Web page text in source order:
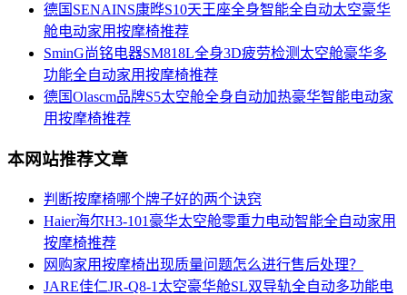
德国SENAINS康晔S10天王座全身智能全自动太空豪华
舱电动家用按摩椅推荐
SminG尚铭电器SM818L全身3D疲劳检测太空舱豪华多
功能全自动家用按摩椅推荐
德国Olascm品牌S5太空舱全身自动加热豪华智能电动家
用按摩椅推荐
本网站推荐文章
判断按摩椅哪个牌子好的两个诀窍
Haier海尔H3-101豪华太空舱零重力电动智能全自动家用
按摩椅推荐
网购家用按摩椅出现质量问题怎么进行售后处理？
JARE佳仁JR-Q8-1太空豪华舱SL双导轨全自动多功能电